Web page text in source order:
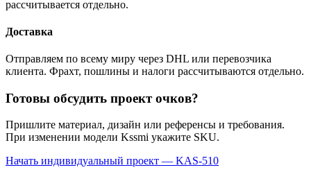
рассчитывается отдельно.
Доставка
Отправляем по всему миру через DHL или перевозчика
клиента. Фрахт, пошлины и налоги рассчитываются отдельно.
Готовы обсудить проект очков?
Пришлите материал, дизайн или референсы и требования.
При изменении модели Kssmi укажите SKU.
Начать индивидуальный проект — KAS-510